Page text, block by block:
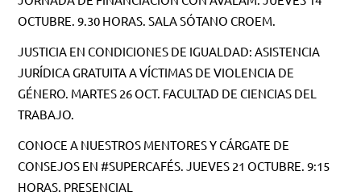
OCTUBRE. 9.30 HORAS. SALA SÓTANO CROEM.
JUSTICIA EN CONDICIONES DE IGUALDAD: ASISTENCIA
JURÍDICA GRATUITA A VÍCTIMAS DE VIOLENCIA DE
GÉNERO. MARTES 26 OCT. FACULTAD DE CIENCIAS DEL
TRABAJO.
CONOCE A NUESTROS MENTORES Y CÁRGATE DE
CONSEJOS EN #SUPERCAFÉS. JUEVES 21 OCTUBRE. 9:15
HORAS. PRESENCIAL